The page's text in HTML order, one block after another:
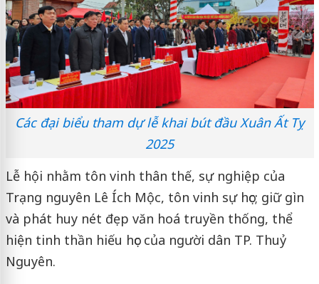
Các đại biểu tham dự lễ khai bút đầu Xuân Ất Tỵ
2025
Lễ hội nhằm tôn vinh thân thế, sự nghiệp của
Trạng nguyên Lê Ích Mộc, tôn vinh sự học; giữ gìn
và phát huy nét đẹp văn hoá truyền thống, thể
hiện tinh thần hiếu học của người dân TP. Thuỷ
Nguyên.